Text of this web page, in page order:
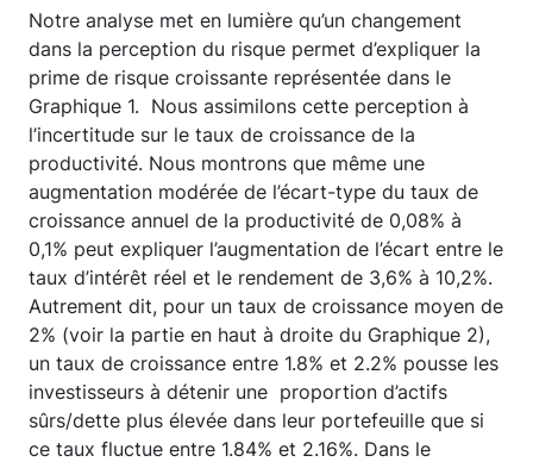
Notre analyse met en lumière qu’un changement
dans la perception du risque permet d’expliquer la
prime de risque croissante représentée dans le
Graphique 1. Nous assimilons cette perception à
l’incertitude sur le taux de croissance de la
productivité. Nous montrons que même une
augmentation modérée de l’écart-type du taux de
croissance annuel de la productivité de 0,08% à
0,1% peut expliquer l’augmentation de l’écart entre le
taux d’intérêt réel et le rendement de 3,6% à 10,2%.
Autrement dit, pour un taux de croissance moyen de
2% (voir la partie en haut à droite du Graphique 2),
un taux de croissance entre 1.8% et 2.2% pousse les
investisseurs à détenir une proportion d’actifs
sûrs/dette plus élevée dans leur portefeuille que si
ce taux fluctue entre 1.84% et 2.16%. Dans le